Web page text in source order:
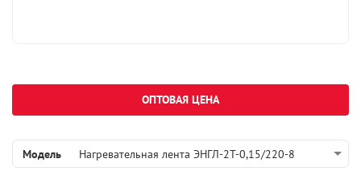
Модель Нагревательная лента ЭНГЛ-2Т-0,15/220-8
ОПТОВАЯ ЦЕНА